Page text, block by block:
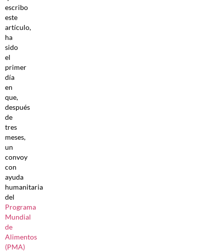
escribo
este
artículo,
ha
sido
el
primer
día
en
que,
después
de
tres
meses,
un
convoy
con
ayuda
humanitaria
del
Programa
Mundial
de
Alimentos
(PMA)